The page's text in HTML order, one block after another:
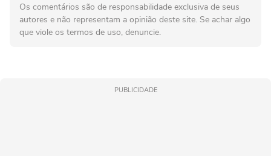
Os comentários são de responsabilidade exclusiva de seus
autores e não representam a opinião deste site. Se achar algo
que viole os termos de uso, denuncie.
PUBLICIDADE